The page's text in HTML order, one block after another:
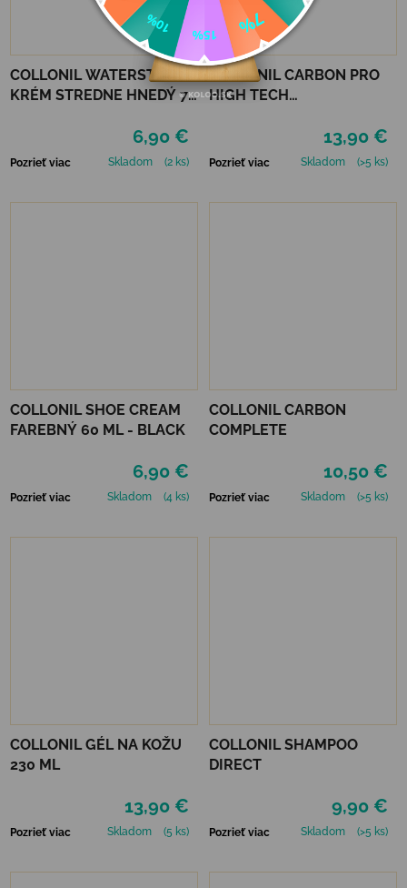
COLLONIL WATERSTOP
KRÉM STREDNE HNEDÝ 75
6,90 €
Pozrieť viac Skladom (2 ks)
COLLONIL CARBON PRO
HIGH TECH
13,90 €
Pozrieť viac Skladom (>5 ks)
COLLONIL SHOE CREAM
FAREBNÝ 60 ML - BLACK
6,90 €
Pozrieť viac Skladom (4 ks)
COLLONIL CARBON
COMPLETE
10,50 €
Pozrieť viac Skladom (>5 ks)
COLLONIL GÉL NA KOŽU
230 ML
13,90 €
Pozrieť viac Skladom (5 ks)
COLLONIL SHAMPOO
DIRECT
9,90 €
Pozrieť viac Skladom (>5 ks)